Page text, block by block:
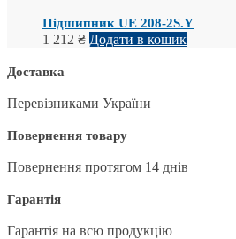
Підшипник UE 208-2S.Y
1 212 ₴ Додати в кошик
Доставка
Перевізниками України
Повернення товару
Повернення протягом 14 днів
Гарантія
Гарантія на всю продукцію